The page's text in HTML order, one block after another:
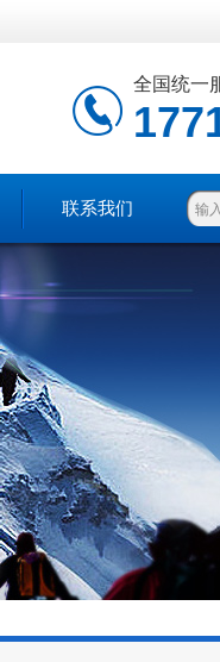
全国统一
联系我们